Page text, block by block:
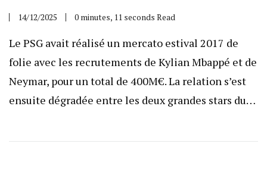
14/12/2025 0 minutes, 11 seconds Read
Le PSG avait réalisé un mercato estival 2017 de
folie avec les recrutements de Kylian Mbappé et de
Neymar, pour un total de 400M€. La relation s’est
ensuite dégradée entre les deux grandes stars du…